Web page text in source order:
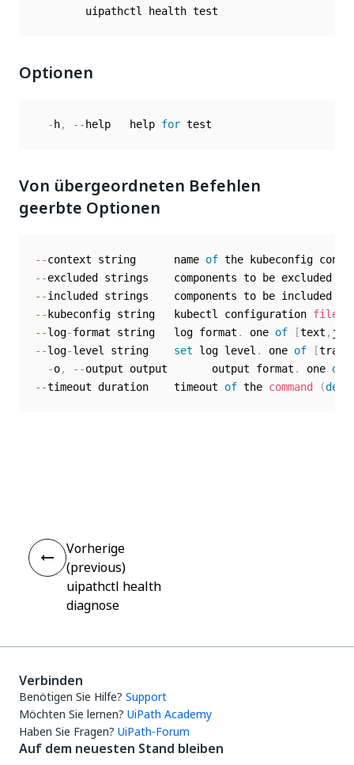
Optionen
- h, -- help   help for test
Von übergeordneten Befehlen
geerbte Optionen
--context string      name of
--excluded strings    components to be excluded
--included strings    components to be included
-- kubeconfig string   kubectl configuration file
--log-format string   log format . one of [text ,
--log-level string set log level . one of [trace
-o, --output output       output format . one of
--timeout duration    timeout of the command (
Vorherige
(previous)
uipathctl health
diagnose
Verbinden
Benötigen Sie Hilfe? Support
Möchten Sie lernen? UiPath Academy
Haben Sie Fragen? UiPath-Forum
Auf dem neuesten Stand bleiben